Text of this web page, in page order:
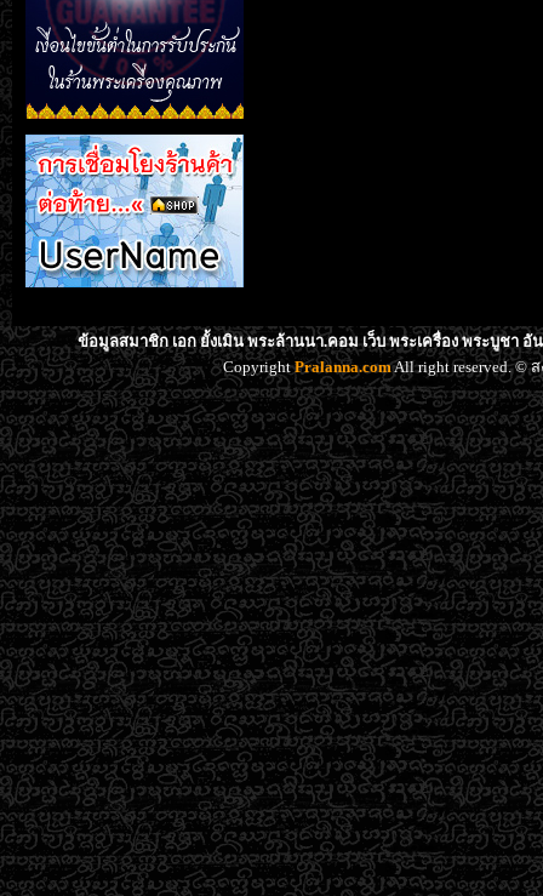
ข้อมูลสมาชิก เอก ยั้งเมิน พระล้านนา.คอม เว็บ พระเครื่อง พระบูชา
CopyrightPralanna.comAll right reserved. ©